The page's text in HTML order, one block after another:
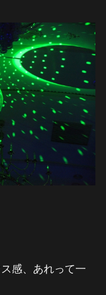
感、あれって一